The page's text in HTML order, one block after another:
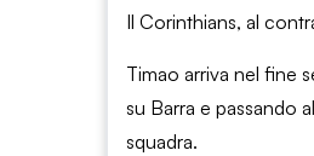
Il Corinthians, al
Timao arriva nel fine
su Barra e passando
squadra.